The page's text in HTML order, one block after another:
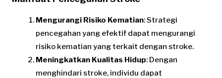
Mengurangi Risiko Kematian: Strategi
pencegahan yang efektif dapat mengurangi
risiko kematian yang terkait dengan stroke.
Meningkatkan Kualitas Hidup: Dengan
menghindari stroke, individu dapat